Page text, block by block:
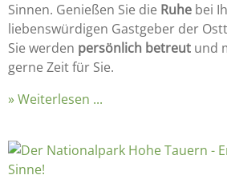
Sinnen. Genießen Sie die Ruhe bei
liebenswürdigen Gastgeber der
Sie werden persönlich betreut und
gerne Zeit für Sie.
Weiterlesen ...